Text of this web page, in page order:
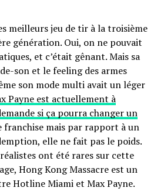
meilleurs jeu de tir à la troisième
génération. Oui, on ne pouvait
et c’était gênant. Mais sa
son et le feeling des armes
son mode multi avait un léger
Payne est actuellement à
si ça pourra changer un
franchise mais par rapport à un
elle ne fait pas le poids.
ont été rares sur cette
Hong Kong Massacre est un
Hotline Miami et Max Payne.